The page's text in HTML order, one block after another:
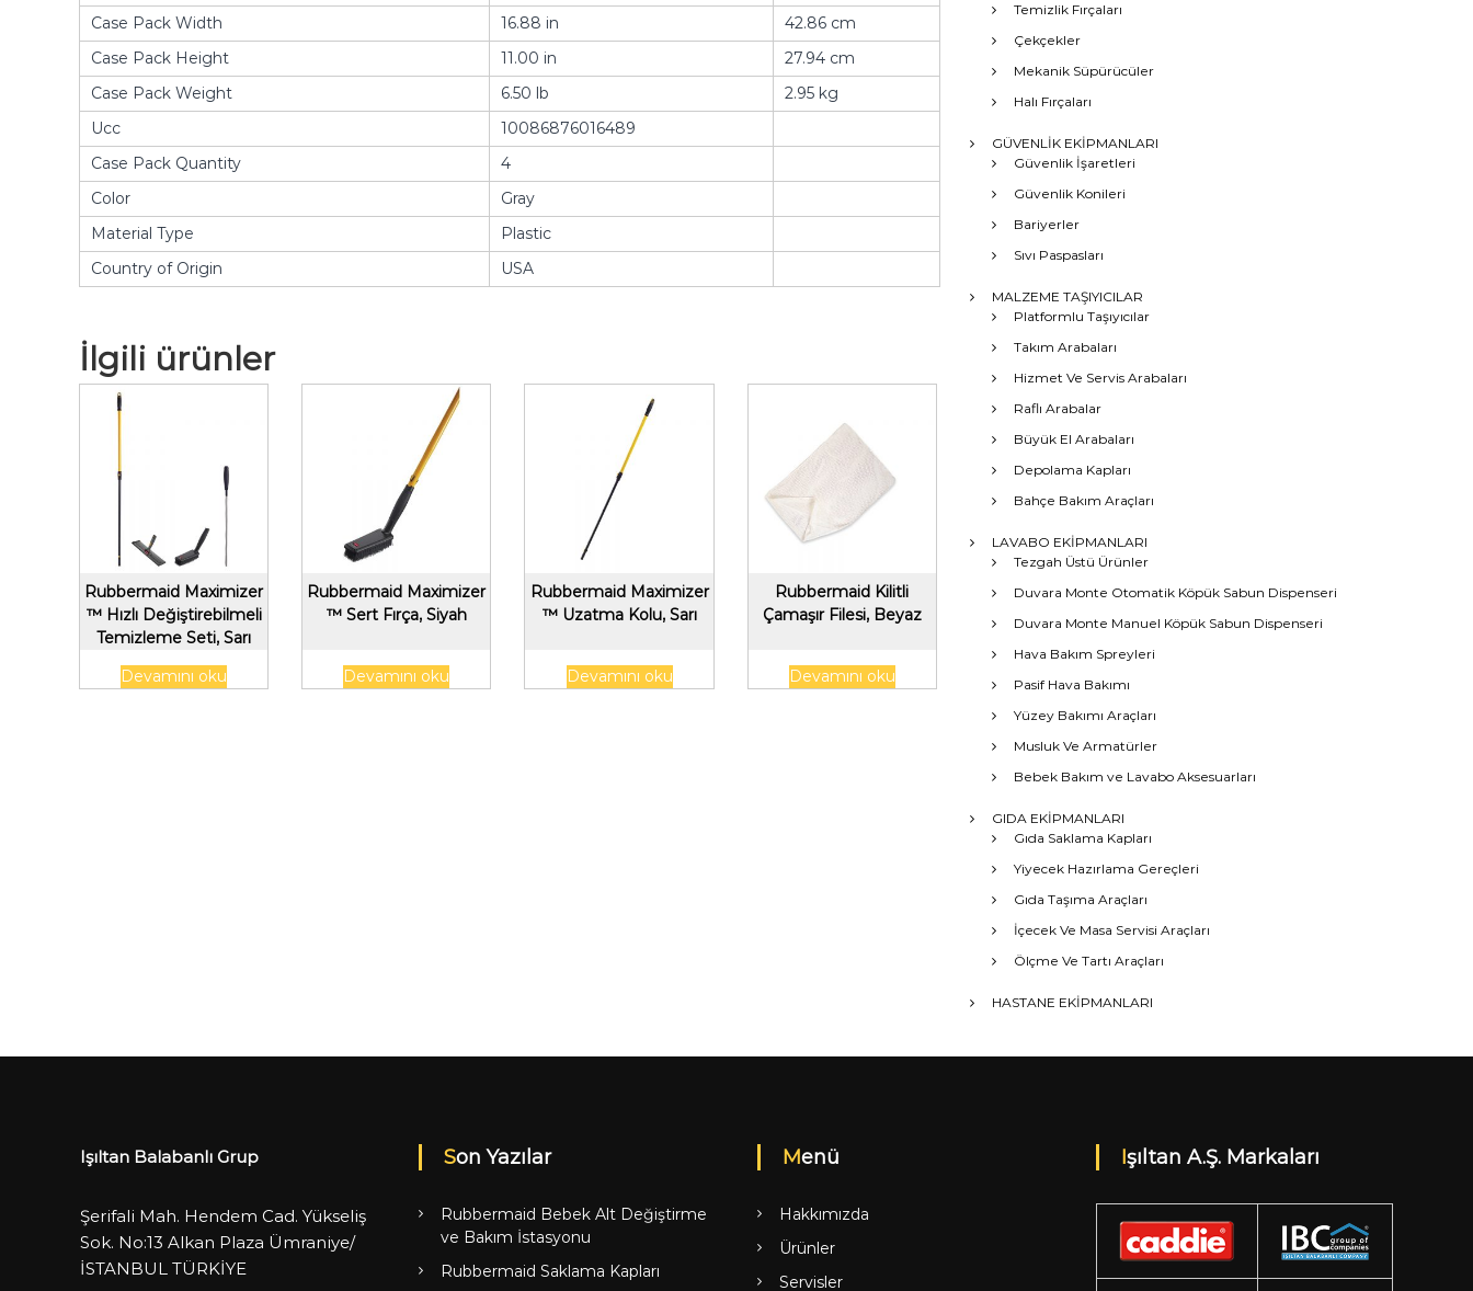
Case Pack Width
16.88 in
42.86 cm
Case Pack Height
11.00 in
27.94 cm
Case Pack Weight
6.50 lb
2.95 kg
Ucc
10086876016489
Case Pack Quantity
4
Color
Gray
Material Type
Plastic
Country of Origin
USA
İlgili ürünler
Rubbermaid Maximizer
™ Hızlı Değiştirebilmeli
Temizleme Seti, Sarı
Devamını oku
Rubbermaid Maximizer
™ Sert Fırça, Siyah
Devamını oku
Rubbermaid Maximizer
™ Uzatma Kolu, Sarı
Devamını oku
Rubbermaid Kilitli
Çamaşır Filesi, Beyaz
Devamını oku
Temizlik Fırçaları
Çekçekler
Mekanik Süpürücüler
Halı Fırçaları
GÜVENLİK EKİPMANLARI
Güvenlik İşaretleri
Güvenlik Konileri
Bariyerler
Sıvı Paspasları
MALZEME TAŞIYICILAR
Platformlu Taşıyıcılar
Takım Arabaları
Hizmet Ve Servis Arabaları
Raflı Arabalar
Büyük El Arabaları
Depolama Kapları
Bahçe Bakım Araçları
LAVABO EKİPMANLARI
Tezgah Üstü Ürünler
Duvara Monte Otomatik Köpük Sabun Dispenseri
Duvara Monte Manuel Köpük Sabun Dispenseri
Hava Bakım Spreyleri
Pasif Hava Bakımı
Yüzey Bakımı Araçları
Musluk Ve Armatürler
Bebek Bakım ve Lavabo Aksesuarları
GIDA EKİPMANLARI
Gıda Saklama Kapları
Yiyecek Hazırlama Gereçleri
Gıda Taşıma Araçları
İçecek Ve Masa Servisi Araçları
Ölçme Ve Tartı Araçları
HASTANE EKİPMANLARI
Işıltan Balabanlı Grup
Şerifali Mah. Hendem Cad. Yükseliş
Sok. No:13 Alkan Plaza Ümraniye/
İSTANBUL TÜRKİYE
Son Yazılar
Rubbermaid Bebek Alt Değiştirme
ve Bakım İstasyonu
Rubbermaid Saklama Kapları
Menü
Hakkımızda
Ürünler
Servisler
Işıltan A.Ş. Markaları